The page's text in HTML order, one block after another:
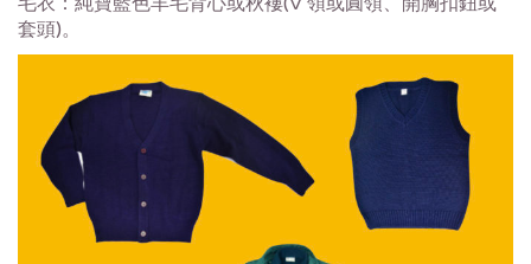
套頭)。